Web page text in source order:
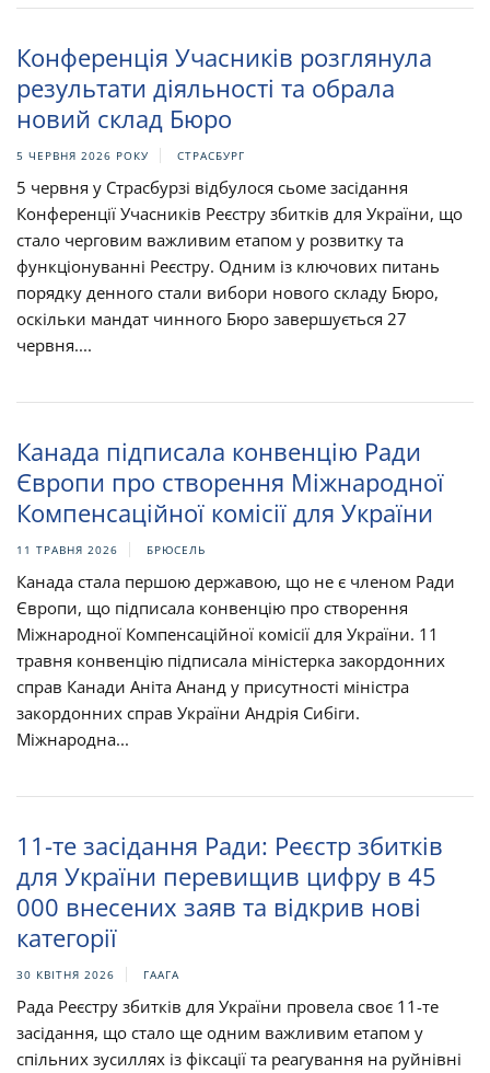
Конференція Учасників розглянула
результати діяльності та обрала
новий склад Бюро
5 ЧЕРВНЯ 2026 РОКУ СТРАСБУРГ
5 червня у Страсбурзі відбулося сьоме засідання
Конференції Учасників Реєстру збитків для України, що
стало черговим важливим етапом у розвитку та
функціонуванні Реєстру. Одним із ключових питань
порядку денного стали вибори нового складу Бюро,
оскільки мандат чинного Бюро завершується 27
червня....
Канада підписала конвенцію Ради
Європи про створення Міжнародної
Компенсаційної комісії для України
11 ТРАВНЯ 2026 БРЮСЕЛЬ
Канада стала першою державою, що не є членом Ради
Європи, що підписала конвенцію про створення
Міжнародної Компенсаційної комісії для України. 11
травня конвенцію підписала міністерка закордонних
справ Канади Аніта Ананд у присутності міністра
закордонних справ України Андрія Сибіги.
Міжнародна...
11-те засідання Ради: Реєстр збитків
для України перевищив цифру в 45
000 внесених заяв та відкрив нові
категорії
30 КВІТНЯ 2026 ГААГА
Рада Реєстру збитків для України провела своє 11-те
засідання, що стало ще одним важливим етапом у
спільних зусиллях із фіксації та реагування на руйнівні